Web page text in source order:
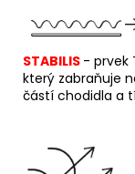
STABILIS - prvek
který zabraňuje
částí chodidla a